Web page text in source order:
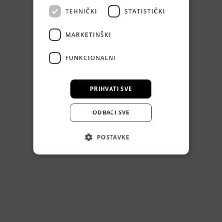
TEHNIČKI STATISTIČKI
MARKETINŠKI
FUNKCIONALNI
PRIHVATI SVE
ODBACI SVE
POSTAVKE